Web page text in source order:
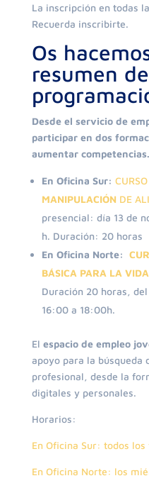
La inscripción en todas
Recuerda inscribirte.
Os
resumen
Desde el servicio de
participar en dos
aumentar competencias.
En Oficina Sur:
MANIPULACIÓN DE
presencial: día 13 de
h. Duración: 20 horas
En Oficina Norte:
BÁSICA PARA LA
Duración 20 horas,
16:00 a 18:00h.
El espacio de empleo
apoyo para la búsqueda
profesional, desde la
digitales y personales.
Horarios:
En Oficina Sur: todos
En Oficina Norte: los